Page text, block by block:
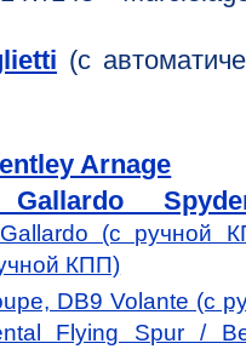
(с
Arnage
Gallardo
(с ручной
КПП)
DB9 Volante (с
Flying Spur /